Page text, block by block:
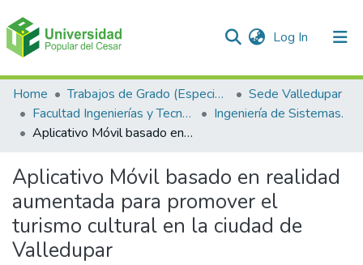
Log In (current)
Communities & Collections
All of DSpace
Home Trabajos de Grado (Especializaciones y Pregrados)
Sede Valledupar
Facultad Ingenierías y Tecnologías
Ingeniería de Sistemas.
Aplicativo Móvil basado en realidad aumentada para promover el turismo cultural en la ciudad de Valledupar
Aplicativo Móvil basado en realidad
aumentada para promover el
turismo cultural en la ciudad de
Valledupar